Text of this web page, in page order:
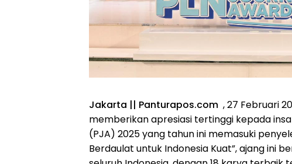
Jakarta || Panturapos.com , 27 Februari
memberikan apresiasi tertinggi kepada
(PJA) 2025 yang tahun ini memasuki
Berdaulat untuk Indonesia Kuat”, ajang ini